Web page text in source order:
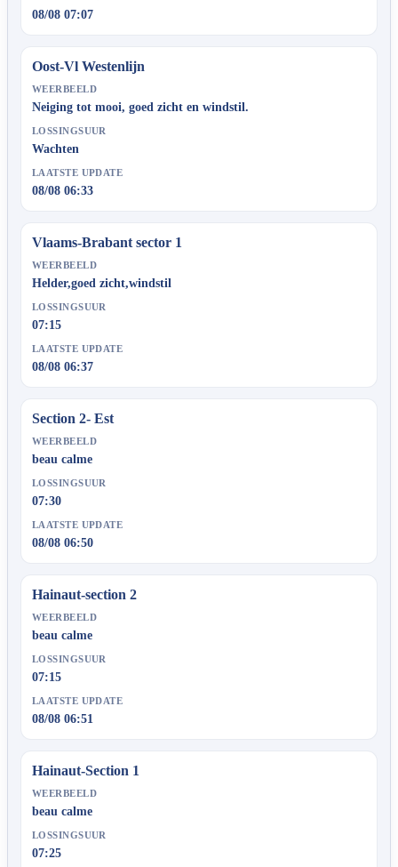
08/08 07:07
Oost-Vl Westenlijn
WEERBEELD
Neiging tot mooi, goed zicht en windstil.
LOSSINGSUUR
Wachten
LAATSTE UPDATE
08/08 06:33
Vlaams-Brabant sector 1
WEERBEELD
Helder,goed zicht,windstil
LOSSINGSUUR
07:15
LAATSTE UPDATE
08/08 06:37
Section 2- Est
WEERBEELD
beau calme
LOSSINGSUUR
07:30
LAATSTE UPDATE
08/08 06:50
Hainaut-section 2
WEERBEELD
beau calme
LOSSINGSUUR
07:15
LAATSTE UPDATE
08/08 06:51
Hainaut-Section 1
WEERBEELD
beau calme
LOSSINGSUUR
07:25